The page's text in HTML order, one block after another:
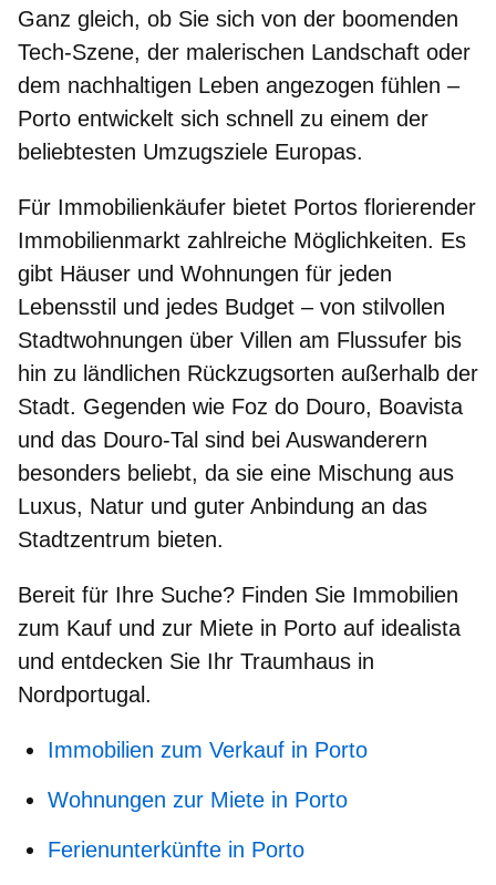
Ganz gleich, ob Sie sich von der boomenden
Tech-Szene, der malerischen Landschaft oder
dem nachhaltigen Leben angezogen fühlen –
Porto entwickelt sich schnell zu einem der
beliebtesten Umzugsziele Europas.
Für Immobilienkäufer bietet Portos florierender
Immobilienmarkt zahlreiche Möglichkeiten. Es
gibt Häuser und Wohnungen für jeden
Lebensstil und jedes Budget – von stilvollen
Stadtwohnungen über Villen am Flussufer bis
hin zu ländlichen Rückzugsorten außerhalb der
Stadt. Gegenden wie Foz do Douro, Boavista
und das Douro-Tal sind bei Auswanderern
besonders beliebt, da sie eine Mischung aus
Luxus, Natur und guter Anbindung an das
Stadtzentrum bieten.
Bereit für Ihre Suche? Finden Sie Immobilien
zum Kauf und zur Miete in Porto auf idealista
und entdecken Sie Ihr Traumhaus in
Nordportugal.
Immobilien zum Verkauf in Porto
Wohnungen zur Miete in Porto
Ferienunterkünfte in Porto